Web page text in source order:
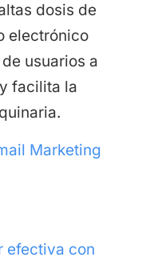
dosis de
electrónico
usuarios a
facilita la
Marketing
efectiva con